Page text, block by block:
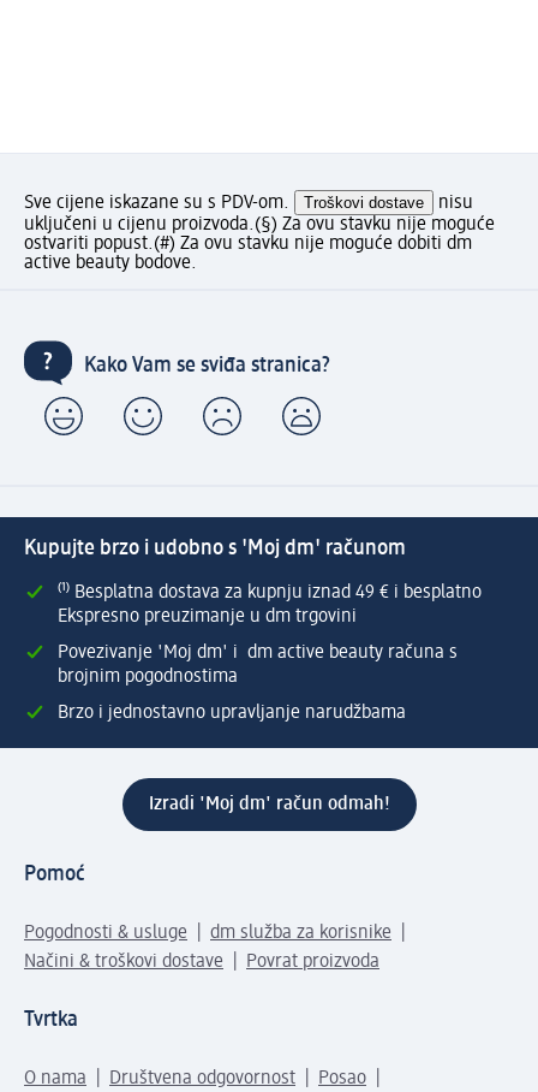
Sve cijene iskazane su s PDV-om. Troškovi dostave
nisu
uključeni u cijenu proizvoda.(§) Za ovu stavku nije moguće
ostvariti popust.(#) Za ovu stavku nije moguće dobiti dm
active beauty bodove.
Kako Vam se sviđa stranica?
Kupujte brzo i udobno s 'Moj dm' računom
⁽¹⁾ Besplatna dostava za kupnju iznad 49 € i besplatno
Ekspresno preuzimanje u dm trgovini
Povezivanje 'Moj dm' i dm active beauty računa s
brojnim pogodnostima
Brzo i jednostavno upravljanje narudžbama
Izradi 'Moj dm' račun odmah!
Pomoć
Pogodnosti & usluge
dm služba za korisnike
Načini & troškovi dostave
Povrat proizvoda
Tvrtka
O nama Društvena odgovornost
Posao